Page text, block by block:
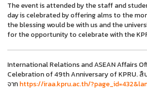
The event is attended by the staff and
day is celebrated by offering alms to the
the blessing would be with us and the
for the opportunity to celebrate with the
International Relations and ASEAN Affairs
Celebration of 49th Anniversary of KPRU.
จากhttps://iraa.kpru.ac.th/